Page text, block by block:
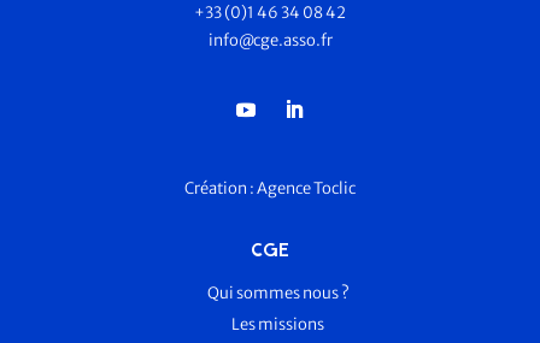
+33 (0)1 46 34 08 42
info@cge.asso.fr
Création :Agence Toclic
CGE
Qui sommes nous ?
Les missions